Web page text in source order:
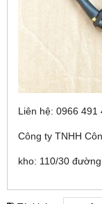
Liên hệ: 0966 491
Công ty TNHH
kho: 110/30